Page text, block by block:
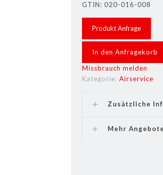
GTIN: 020-016-008
Produkt Anfrage
In den Anfragekorb
Missbrauch melden
Kategorie:Airservice
Zusätzliche
Mehr